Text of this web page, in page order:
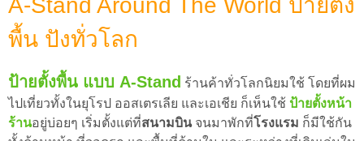
A-Stand Around The World ป้ายตั้ง
พื้น ปังทั่วโลก
ป้ายตั้งพื้น แบบ A-Stand ร้านค้าทั่วโลกนิยมใช้ โดยที่ผม
ไปเที่ยวทั้งในยุโรป ออสเตรเลีย และเอเชีย ก็เห็นใช้ ป้ายตั้งหน้า
ร้านอยู่บ่อยๆ เริ่มตั้งแต่ที่สนามบินจนมาพักที่ โรงแรม ก็มีใช้กัน